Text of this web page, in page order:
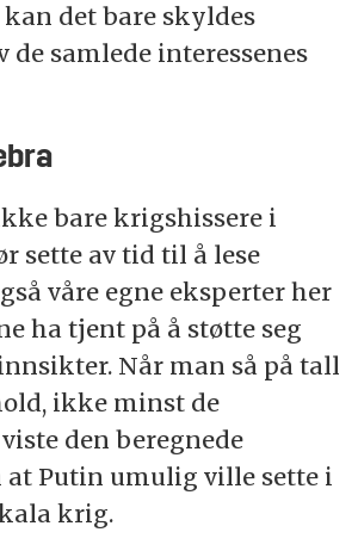
kan det bare skyldes
samlede interessenes
bare krigshissere i
sette av tid til å lese
våre egne eksperter her
ha tjent på å støtte seg
Når man så på tall
ikke minst de
den beregnede
Putin umulig ville sette i
krig.